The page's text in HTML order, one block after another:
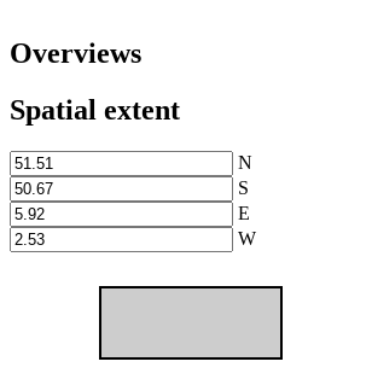
Overviews
Spatial extent
N
S
E
W